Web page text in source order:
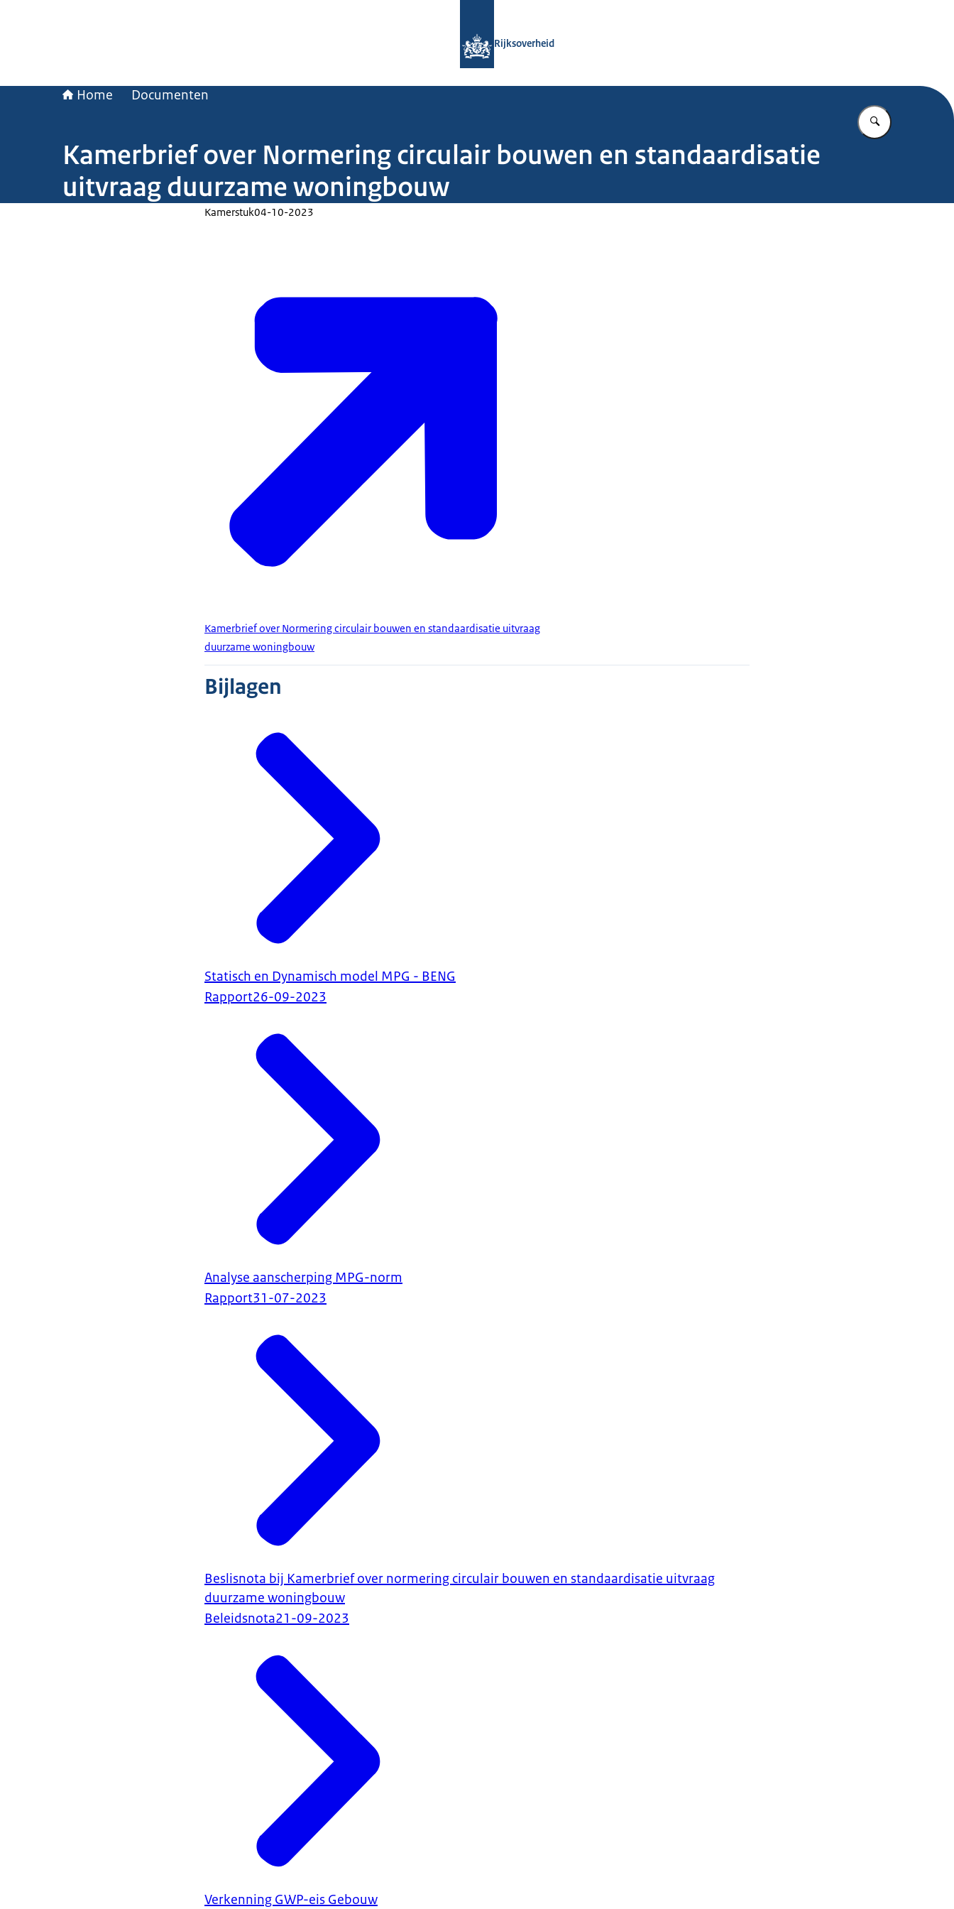
Rijksoverheid
Home Documenten
Vul in wat u
Kamerbrief over Normering circulair bouwen en standaardisatie
uitvraag duurzame woningbouw
Kamerstuk04-10-2023
Kamerbrief over Normering circulair bouwen en standaardisatie uitvraag
duurzame woningbouw
Bijlagen
Statisch en Dynamisch model MPG - BENG
Rapport26-09-2023
Analyse aanscherping MPG-norm
Rapport31-07-2023
Beslisnota bij Kamerbrief over normering circulair bouwen en standaardisatie uitvraag
duurzame woningbouw
Beleidsnota21-09-2023
Verkenning GWP-eis Gebouw